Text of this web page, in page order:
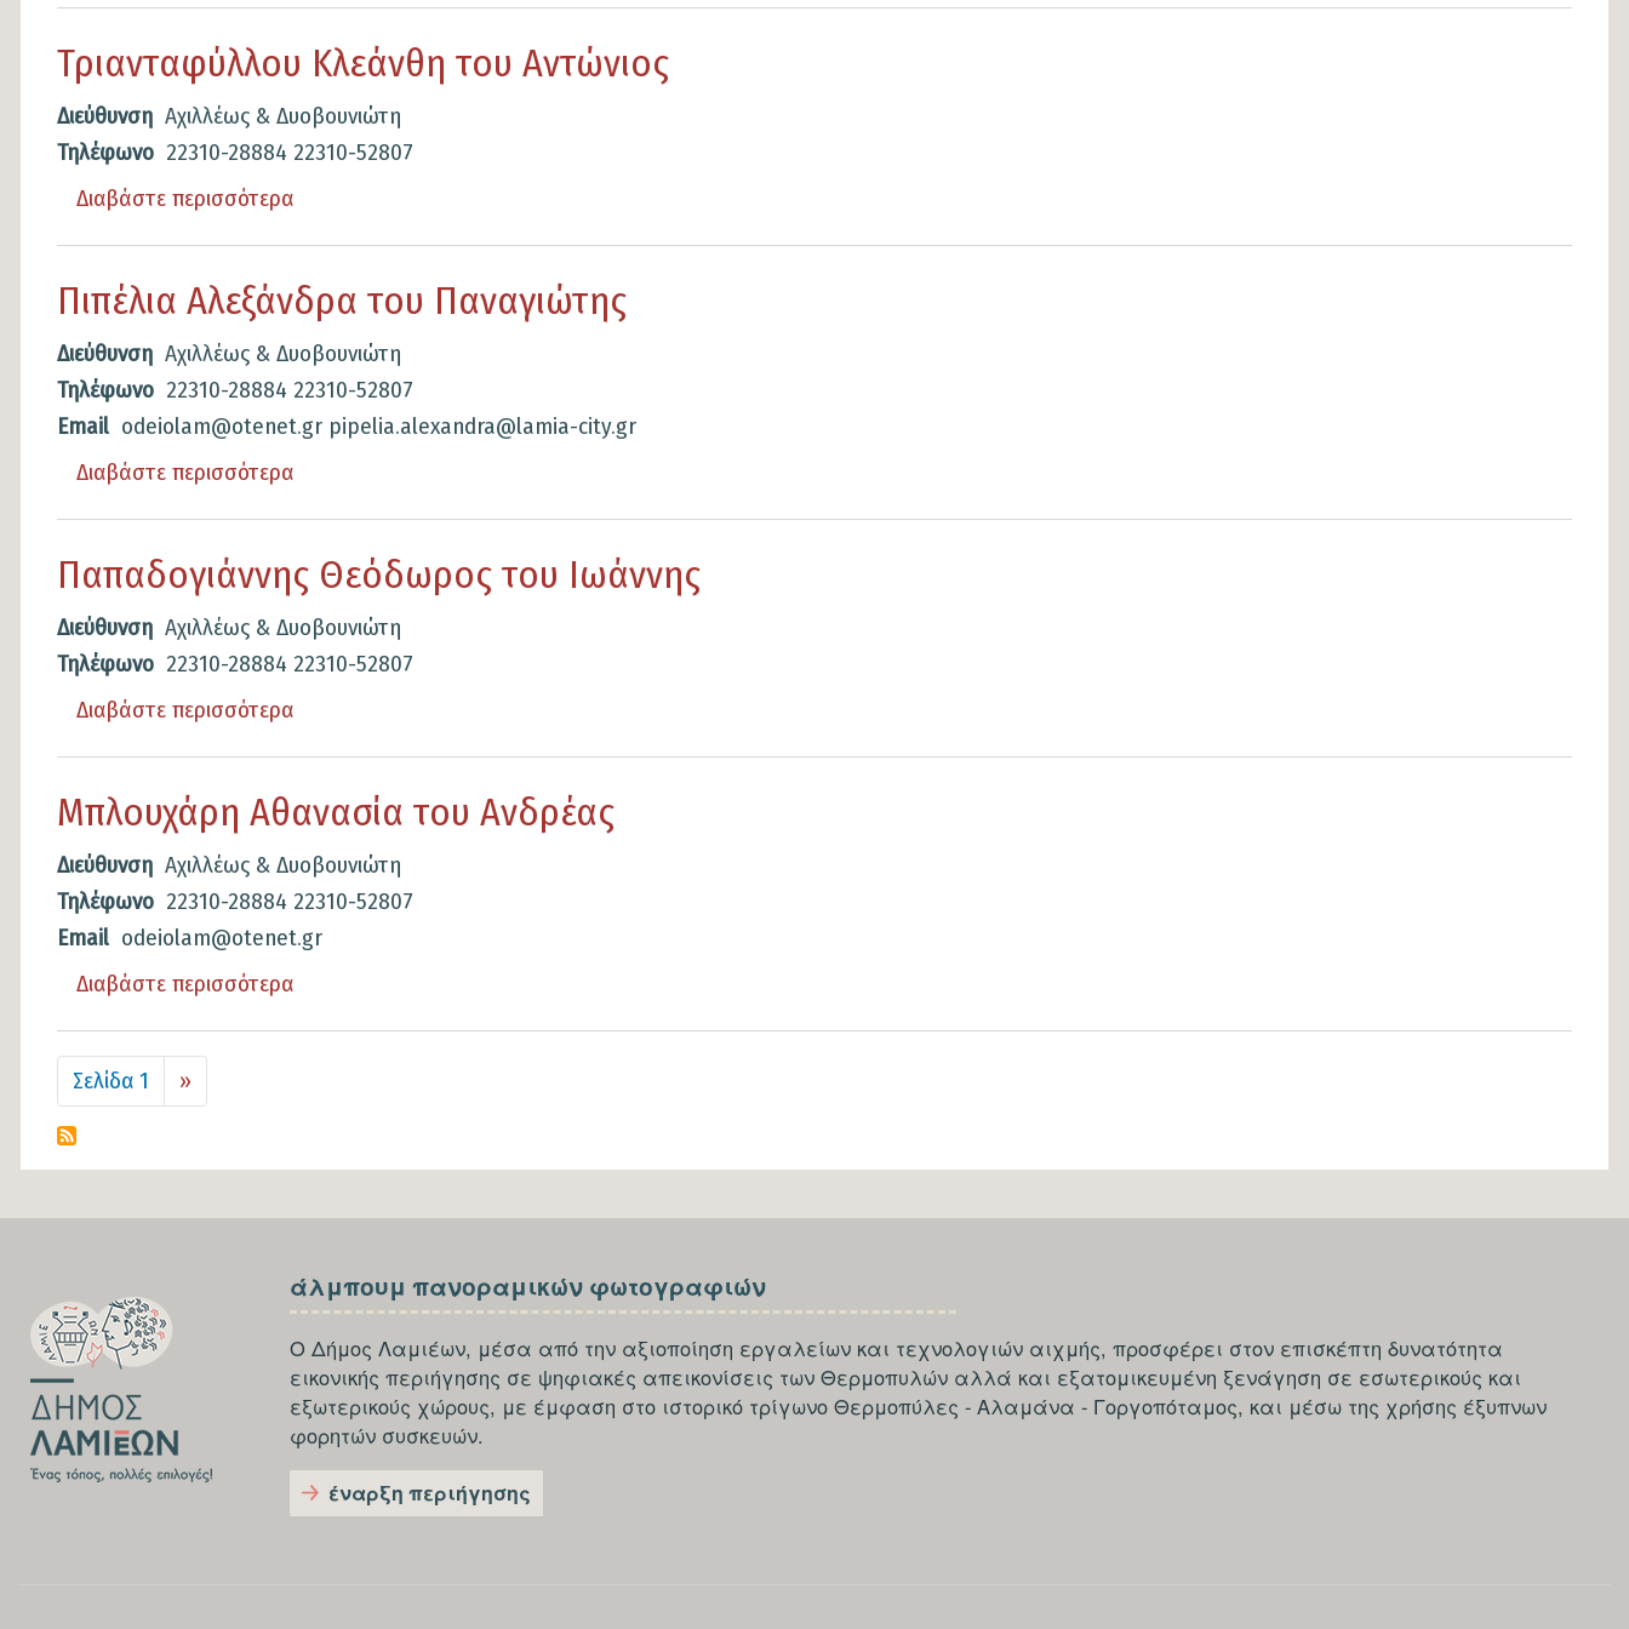
Αλέξανδρος
του
Γεώργιος
Τριανταφύλλου Κλεάνθη του Αντώνιος
Διεύθυνση Αχιλλέως & Δυοβουνιώτη
Τηλέφωνο 22310-28884 22310-52807
Διαβάστε περισσότερα
Κλεάνθη
του
Αντώνιος
Πιπέλια Αλεξάνδρα του Παναγιώτης
Διεύθυνση Αχιλλέως & Δυοβουνιώτη
Τηλέφωνο 22310-28884 22310-52807
Email odeiolam@otenet.gr pipelia.alexandra@lamia-city.gr
Διαβάστε περισσότερα
Αλεξάνδρα
του
Παναγιώτης
Παπαδογιάννης Θεόδωρος του Ιωάννης
Διεύθυνση Αχιλλέως & Δυοβουνιώτη
Τηλέφωνο 22310-28884 22310-52807
Διαβάστε περισσότερα
Θεόδωρος
του
Ιωάννης
Μπλουχάρη Αθανασία του Ανδρέας
Διεύθυνση Αχιλλέως & Δυοβουνιώτη
Τηλέφωνο 22310-28884 22310-52807
Email odeiolam@otenet.gr
Διαβάστε περισσότερα
Ανδρέας
Σελιδοποίηση
Σελίδα 1
Next
page
››
FOOTER-
FIRST
SECTION
FOOTER-
άλμπουμ πανοραμικών φωτογραφιών
Ο Δήμος Λαμιέων, μέσα από την αξιοποίηση εργαλείων και τεχνολογιών αιχμής, προσφέρει στον επισκέπτη δυνατότητα
εικονικής περιήγησης σε ψηφιακές απεικονίσεις των Θερμοπυλών αλλά και εξατομικευμένη ξενάγηση σε εσωτερικούς και
εξωτερικούς χώρους, με έμφαση στο ιστορικό τρίγωνο Θερμοπύλες - Αλαμάνα - Γοργοπόταμος, και μέσω της χρήσης έξυπνων
φορητών συσκευών.
έναρξη περιήγησης